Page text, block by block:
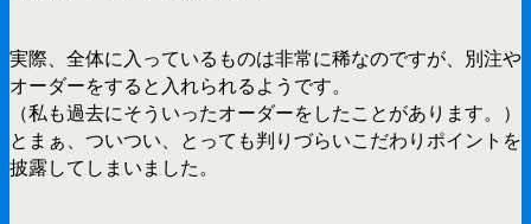
実際、全体に入っているものは非常に稀なのですが、別注や
オーダーをすると入れられるようです。
（私も過去にそういったオーダーをしたことがあります。）
とまぁ、ついつい、とっても判りづらいこだわりポイントを
披露してしまいました。